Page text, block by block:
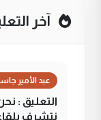
آخر
عبد الأمير
التعليق :
نتشرف